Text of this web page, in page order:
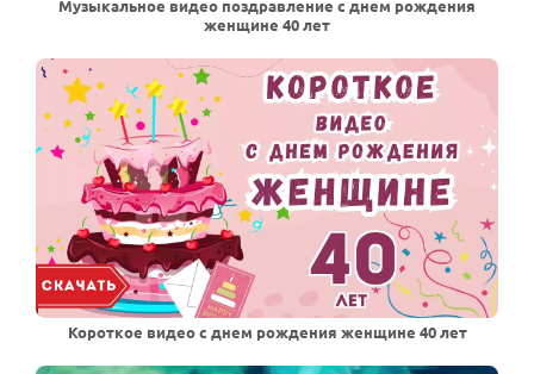
Музыкальное видео поздравление с днем рождения
женщине 40 лет
Короткое видео с днем рождения женщине 40 лет